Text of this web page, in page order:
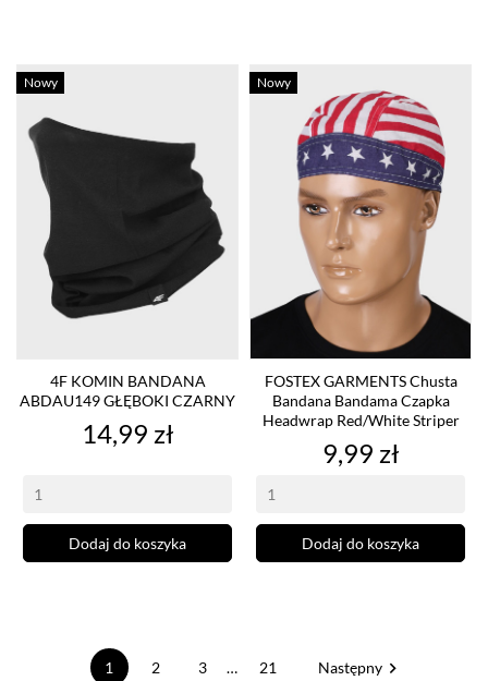
4F KOMIN BANDANA
ABDAU149 GŁĘBOKI CZARNY
Cena
14,99 zł
Dodaj do koszyka
Nowy
FOSTEX GARMENTS Chusta
Bandana Bandama Czapka
Headwrap Red/white Striper
Cena
9,99 zł
Dodaj do koszyka
Nowy
1 2 3 … 21 Następny